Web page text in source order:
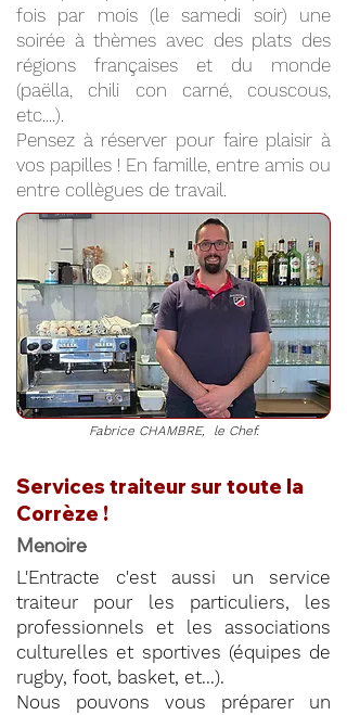
fois par mois (le samedi soir) une
soirée à thèmes avec des plats des
régions françaises et du monde
(paëlla, chili con carné, couscous,
etc....).
Pensez à réserver pour faire plaisir à
vos papilles ! En famille, entre amis ou
entre collègues de travail.
Fabrice CHAMBRE, le Chef.
Services traiteur sur toute la
Corrèze !
Menoire
L'Entracte c'est aussi un service
traiteur pour les particuliers, les
professionnels et les associations
culturelles et sportives (équipes de
rugby, foot, basket, et...).
Nous pouvons vous préparer un